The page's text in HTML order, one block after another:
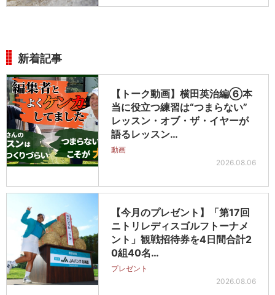
新着記事
【トーク動画】横田英治編⑥本
当に役立つ練習は“つまらない”
レッスン・オブ・ザ・イヤーが
語るレッスン…
動画
2026.08.06
【今月のプレゼント】「第17回
ニトリレディスゴルフトーナメ
ント」観戦招待券を4日間合計2
0組40名…
プレゼント
2026.08.06